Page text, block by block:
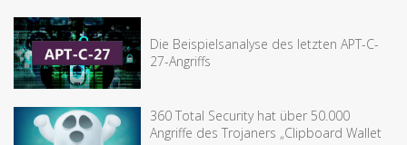
Die Beispielsanalyse des letzten APT-C-
27-Angriffs
360 Total Security hat über 50.000
Angriffe des Trojaners „Clipboard Wallet